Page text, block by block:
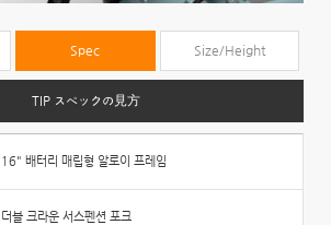
Spec Size/Height
TIP スペックの見方
16" 배터리 매립형 알로이 프레임
더블 크라운 서스펜션 포크